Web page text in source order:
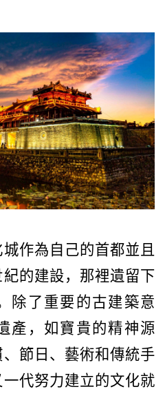
作為自己的首都並且
的建設，那裡遺留下
除了重要的古建築意
產，如寶貴的精神源
節日、藝術和傳統手
代努力建立的文化就